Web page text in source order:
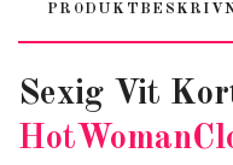
Sexig Vit